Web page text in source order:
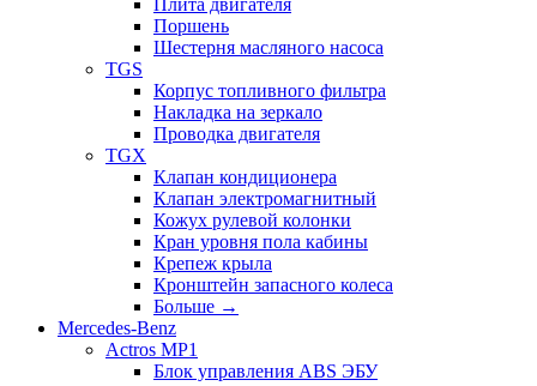
Плита двигателя
Поршень
Шестерня масляного насоса
TGS
Корпус топливного фильтра
Накладка на зеркало
Проводка двигателя
TGX
Клапан кондиционера
Клапан электромагнитный
Кожух рулевой колонки
Кран уровня пола кабины
Крепеж крыла
Кронштейн запасного колеса
Больше →
Mercedes-Benz
Actros MP1
Блок управления ABS ЭБУ